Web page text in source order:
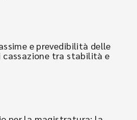
e prevedibilità delle
cassazione tra stabilità e